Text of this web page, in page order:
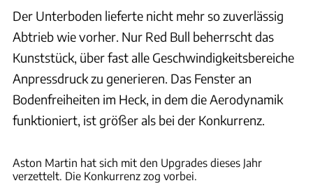
Der Unterboden lieferte nicht mehr so zuverlässig
Abtrieb wie vorher. Nur Red Bull beherrscht das
Kunststück, über fast alle Geschwindigkeitsbereiche
Anpressdruck zu generieren. Das Fenster an
Bodenfreiheiten im Heck, in dem die Aerodynamik
funktioniert, ist größer als bei der Konkurrenz.
Aston Martin hat sich mit den Upgrades dieses Jahr
verzettelt. Die Konkurrenz zog vorbei.